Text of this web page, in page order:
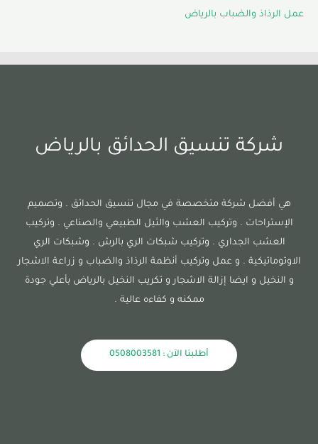
عمل الرذاذ والضباب بالرياض
شركة تنسيق الحدائق بالرياض
هي أفضل شركة متخصصة في مجال تنسيق الحدائق . وتصميم
الإستراحات . وتركيب العشب والثيل الطبيعي والصناعي . وتركيب
العشب الجداري . وتركيب شبكات الري بالرش . وشبكات الري
الاوتوماتيكية . و عمل وتركيب أنظمة الرذاذ والضباب و زراعة الاشجار
و النخيل و ايضا إزالة الاشجار و تكريب النخيل بالرياض بأعلي جودة
ممكنه و كفاءه عالية .
أطلبنا الآن : 0508003581